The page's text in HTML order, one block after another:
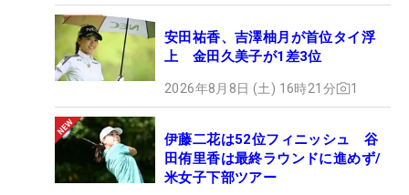
安田祐香、吉澤柚月が首位タイ浮
上 金田久美子が1差3位
2026年8月8日 (土) 16時21分 1
伊藤二花は52位フィニッシュ 谷
田侑里香は最終ラウンドに進めず/
米女子下部ツアー